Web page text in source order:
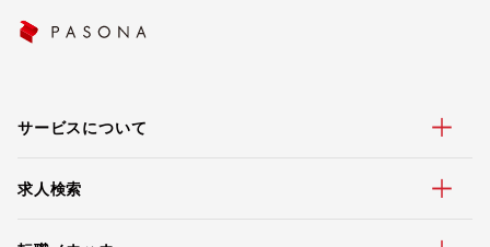
サービスについて
求人検索